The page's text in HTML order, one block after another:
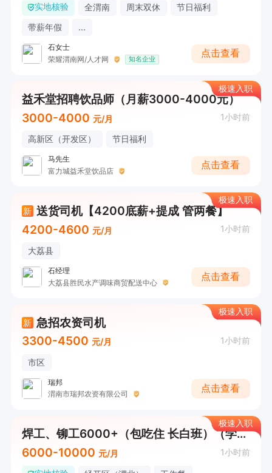
实地核验 全渭南 周末双休
节日福利
带薪年假
...
石女士
荣耀渭南网/人才网
知名企业
点击查看
极速入职
益禾堂招聘饮品师（月薪3000-4000元）
3000-4000 元/月 1小时前
高新区（开发区） 节日福利
马先生
富力城益禾堂饮品店
点击查看
极速入职
新 送货司机【4200底薪+提成 管两餐】
4200-4600 元/月 1小时前
大荔县
石经理
大荔县胜民水产调味商贸配送中心
点击查看
极速入职
新 急招农资司机
3300-4500 元/月 1小时前
市区
瑞邦
渭南市瑞邦农资有限公司
点击查看
极速入职
焊工、铆工6000+（包吃住 长白班）（学徒工也可以）
6000-10000 元/月 1小时前